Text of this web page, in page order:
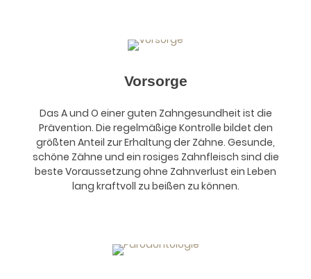
Vorsorge
Das A und O einer guten Zahngesundheit ist die
Prävention. Die regelmäßige Kontrolle bildet den
größten Anteil zur Erhaltung der Zähne. Gesunde,
schöne Zähne und ein rosiges Zahnfleisch sind die
beste Voraussetzung ohne Zahnverlust ein Leben
lang kraftvoll zu beißen zu können.